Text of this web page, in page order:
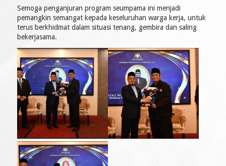
Semoga penganjuran program seumpama ini menjadi
pemangkin semangat kepada keseluruhan warga kerja, untuk
terus berkhidmat dalam situasi tenang, gembira dan saling
bekerjasama.